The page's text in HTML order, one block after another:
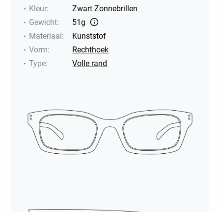
Kleur:
Zwart Zonnebrillen
Gewicht:
51g
Materiaal:
Kunststof
Vorm:
Rechthoek
Type: Volle rand